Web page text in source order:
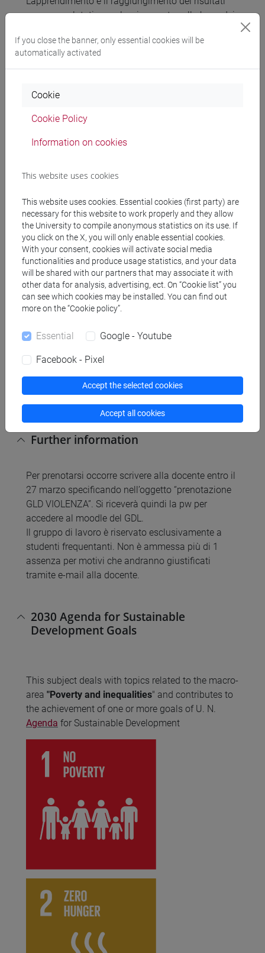
saranno valutati complessivamente sulla base dei
1. partecipazione attiva alla discussione in classe
2. svolgimento di tutte le esercitazioni settimanali
previste
commento e riflessioni rispetto alle attività dei
lavori di gruppo (consegna via moodle
La valutazione complessiva riceverà (entro il 20
come esonero per l’esame di Sociologia della
et al., a partire dall’appello del 30 maggio 2024.
Type of exam
written
Didattica partecipativa, con discussioni in classe in
applicativi on-line (moodle e googledrive) per la
condivisione delle esercitazioni e altri materiali.
Further information
Per prenotarsi occorre scrivere alla docente entro il
27 marzo specificando nell’oggetto “prenotazione
GLD VIOLENZA”. Si riceverà quindi la pw per
accedere al moodle del GDL.
Il gruppo di lavoro è riservato esclusivamente a
studenti frequentanti. Non è ammessa più di 1
assenza per motivi che andranno giustificati
tramite e-mail alla docente.
2030 Agenda for Sustainable
Development Goals
This subject deals with topics related to the macro-
area "Poverty and inequalities" and contributes to
the achievement of one or more goals of U. N.
Agenda for Sustainable Development
If you close the banner, only essential cookies will be
automatically activated
Cookie
Cookie Policy
Information on cookies
This website uses cookies
This website uses cookies. Essential cookies (first party) are
necessary for this website to work properly and they allow
the University to compile anonymous statistics on its use. If
you click on the X, you will only enable essential cookies.
With your consent, cookies will activate social media
functionalities and produce usage statistics, and your data
will be shared with our partners that may associate it with
other data for analysis, advertising, ect. On “Cookie list” you
can see which cookies may be installed. You can find out
more on the “Cookie policy”.
Essential Google - Youtube
Facebook - Pixel
Accept the selected cookies
Accept all cookies